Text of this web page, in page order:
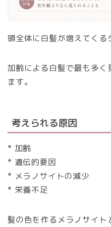
頭全体に白髪が増えてくる
加齢による白髪で最も多く
ます。
考えられる原因
* 加齢
* 遺伝的要因
* メラノサイトの減少
* 栄養不足
髪の色を作るメラノサイ